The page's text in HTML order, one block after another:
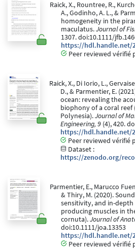
Raick, X., Rountree, R.,
A., Godinho, A. L., &
homogeneity in the
maculatus.Journal of
1307. doi:10.1111/
https://hdl.handle.net/
Peer reviewed vérifié
Raick, X., Di Iorio, L.,
D., & Parmentier, E.
ocean: revealing the
biophony of a coral reef
Polynesia).Journal of
Engineering, 9 (4), 420.
https://hdl.handle.net/
Peer reviewed vérifié
Dataset :
https://zenodo.org/
Parmentier, E., Marucco
& Thiry, M. (2020).
sensitivity, and in-
producing muscles in
cornuta).Journal of
doi:10.1111/joa.13353
https://hdl.handle.net/
Peer reviewed vérifié